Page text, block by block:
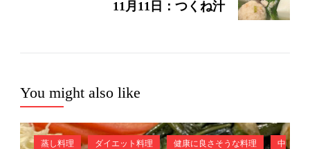
11月11日：つくね汁
You might also like
蒸し料理 ダイエット料理 健康に良さそうな料理
中